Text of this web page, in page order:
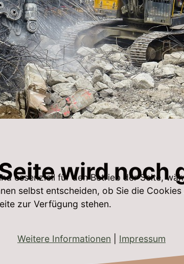
wird noch
essenziell für den Betrieb der Seite,
selbst entscheiden, ob Sie die
zur Verfügung stehen.
Weitere Informationen
Impressum